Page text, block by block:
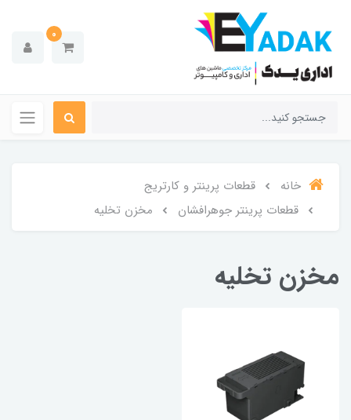
0
خانه
قطعات پرینتر و کارتریج
قطعات پرینتر جوهرافشان
مخزن تخلیه
مخزن تخلیه